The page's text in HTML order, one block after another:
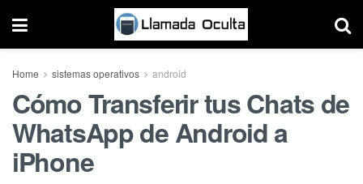
Home sistemas operativos android
Cómo Transferir tus Chats de
WhatsApp de Android a
iPhone